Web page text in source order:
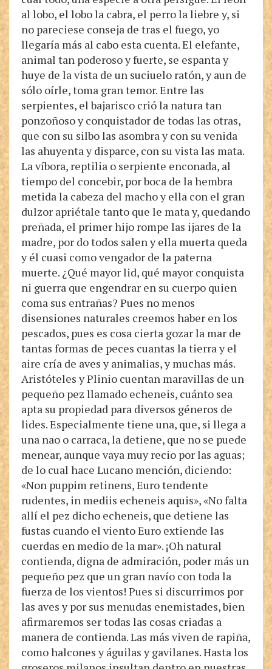
al lobo, el lobo la cabra, el perro la liebre y, si
no pareciese conseja de tras el fuego, yo
llegaría más al cabo esta cuenta. El elefante,
animal tan poderoso y fuerte, se espanta y
huye de la vista de un suciuelo ratón, y aun de
sólo oírle, toma gran temor. Entre las
serpientes, el bajarisco crió la natura tan
ponzoñoso y conquistador de todas las otras,
que con su silbo las asombra y con su venida
las ahuyenta y disparce, con su vista las mata.
La víbora, reptilia o serpiente enconada, al
tiempo del concebir, por boca de la hembra
metida la cabeza del macho y ella con el gran
dulzor apriétale tanto que le mata y, quedando
preñada, el primer hijo rompe las ijares de la
madre, por do todos salen y ella muerta queda
y él cuasi como vengador de la paterna
muerte. ¿Qué mayor lid, qué mayor conquista
ni guerra que engendrar en su cuerpo quien
coma sus entrañas? Pues no menos
disensiones naturales creemos haber en los
pescados, pues es cosa cierta gozar la mar de
tantas formas de peces cuantas la tierra y el
aire cría de aves y animalias, y muchas más.
Aristóteles y Plinio cuentan maravillas de un
pequeño pez llamado echeneis, cuánto sea
apta su propiedad para diversos géneros de
lides. Especialmente tiene una, que, si llega a
una nao o carraca, la detiene, que no se puede
menear, aunque vaya muy recio por las aguas;
de lo cual hace Lucano mención, diciendo:
«Non puppim retinens, Euro tendente
rudentes, in mediis echeneis aquis», «No falta
allí el pez dicho echeneis, que detiene las
fustas cuando el viento Euro extiende las
cuerdas en medio de la mar». ¡Oh natural
contienda, digna de admiración, poder más un
pequeño pez que un gran navío con toda la
fuerza de los vientos! Pues si discurrimos por
las aves y por sus menudas enemistades, bien
afirmaremos ser todas las cosas criadas a
manera de contienda. Las más viven de rapiña,
como halcones y águilas y gavilanes. Hasta los